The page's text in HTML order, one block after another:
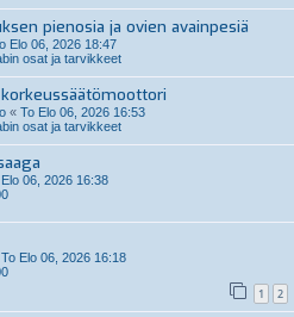
pienosia ja ovien avainpesiä
Elo 06, 2026 18:47
osat ja tarvikkeet
« To Elo 06, 2026 16:53
osat ja tarvikkeet
06, 2026 16:38
To Elo 06, 2026 16:18
1 2